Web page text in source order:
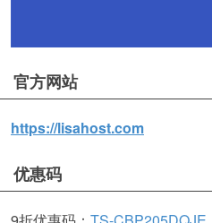
官方网站
https://lisahost.com
优惠码